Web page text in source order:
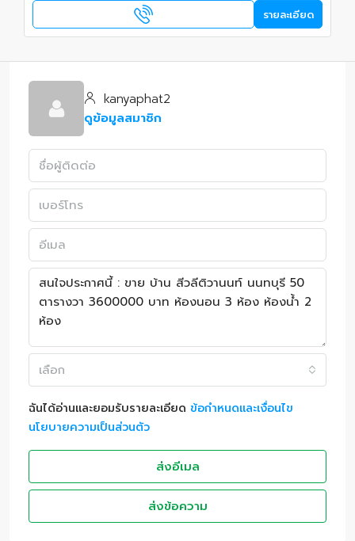
รายละเอียด
kanyaphat2
ดูข้อมูลสมาชิก
เลือก
ฉันได้อ่านและยอมรับรายละเอียด ข้อกำหนดและเงื่อนไข
นโยบายความเป็นส่วนตัว
ส่งอีเมล
ส่งข้อความ